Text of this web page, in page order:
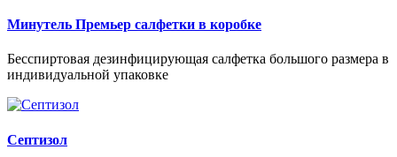
Минутель Премьер салфетки в коробке
Бесспиртовая дезинфицирующая салфетка большого размера в
индивидуальной упаковке
Септизол